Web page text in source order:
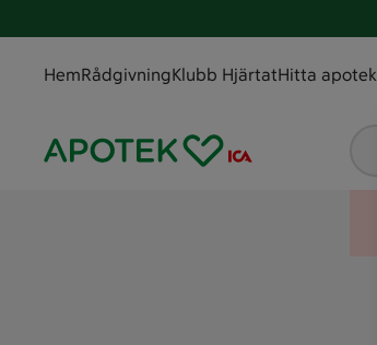
HemRådgivningKlubb HjärtatHitta apotek